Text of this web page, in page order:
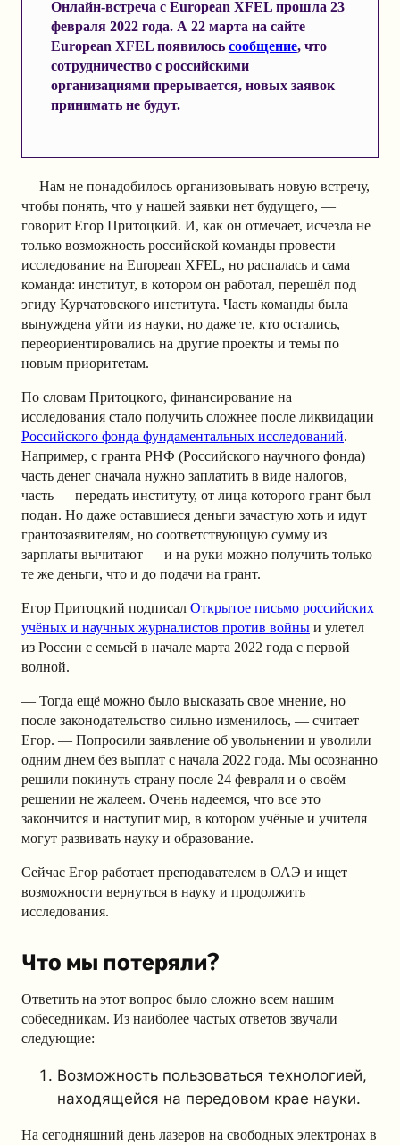
Онлайн-встреча с European XFEL прошла 23
февраля 2022 года. А 22 марта на сайте
European XFEL появилось сообщение, что
сотрудничество с российскими
организациями прерывается, новых заявок
принимать не будут.
— Нам не понадобилось организовывать новую встречу,
чтобы понять, что у нашей заявки нет будущего, —
говорит Егор Притоцкий. И, как он отмечает, исчезла не
только возможность российской команды провести
исследование на European XFEL, но распалась и сама
команда: институт, в котором он работал, перешёл под
эгиду Курчатовского института. Часть команды была
вынуждена уйти из науки, но даже те, кто остались,
переориентировались на другие проекты и темы по
новым приоритетам.
По словам Притоцкого, финансирование на
исследования стало получить сложнее после ликвидации
Российского фонда фундаментальных исследований.
Например, с гранта РНФ (Российского научного фонда)
часть денег сначала нужно заплатить в виде налогов,
часть — передать институту, от лица которого грант был
подан. Но даже оставшиеся деньги зачастую хоть и идут
грантозаявителям, но соответствующую сумму из
зарплаты вычитают — и на руки можно получить только
те же деньги, что и до подачи на грант.
Егор Притоцкий подписал Открытое письмо российских
учёных и научных журналистов против войны и улетел
из России с семьей в начале марта 2022 года с первой
волной.
— Тогда ещё можно было высказать свое мнение, но
после законодательство сильно изменилось, — считает
Егор. — Попросили заявление об увольнении и уволили
одним днем без выплат с начала 2022 года. Мы осознанно
решили покинуть страну после 24 февраля и о своём
решении не жалеем. Очень надеемся, что все это
закончится и наступит мир, в котором учёные и учителя
могут развивать науку и образование.
Сейчас Егор работает преподавателем в ОАЭ и ищет
возможности вернуться в науку и продолжить
исследования.
Что мы потеряли?
Ответить на этот вопрос было сложно всем нашим
собеседникам. Из наиболее частых ответов звучали
следующие:
Возможность пользоваться технологией,
находящейся на передовом крае науки.
На сегодняшний день лазеров на свободных электронах в